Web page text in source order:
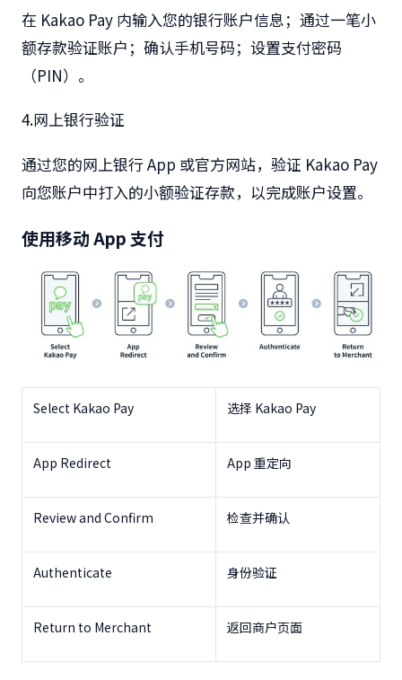
在 Kakao Pay 内输入您的银行账户信息；通过一笔小
额存款验证账户；确认手机号码；设置支付密码
（PIN）。
4.网上银行验证
通过您的网上银行App 或官方网站，验证 Kakao Pay
向您账户中打入的小额验证存款，以完成账户设置。
使用移动App 支付
Select Kakao Pay 选择 Kakao Pay
App Redirect App 重定向
Review and Confirm 检查并确认
Authenticate 身份验证
Return to Merchant 返回商户页面